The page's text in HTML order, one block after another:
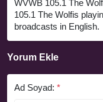
WVWB 105.1 The
105.1 The Wolfis
broadcasts in English.
Yorum Ekle
Ad Soyad: *